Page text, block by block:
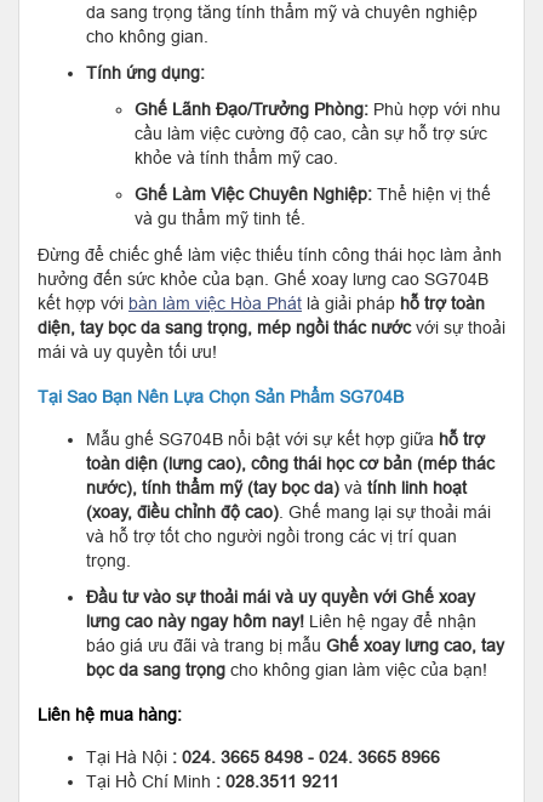
da sang trọng tăng tính thẩm mỹ và chuyên nghiệp
cho không gian.
Tính ứng dụng:
Ghế Lãnh Đạo/Trưởng Phòng: Phù hợp với nhu
cầu làm việc cường độ cao, cần sự hỗ trợ sức
khỏe và tính thẩm mỹ cao.
Ghế Làm Việc Chuyên Nghiệp: Thể hiện vị thế
và gu thẩm mỹ tinh tế.
Đừng để chiếc ghế làm việc thiếu tính công thái học làm ảnh
hưởng đến sức khỏe của bạn. Ghế xoay lưng cao SG704B
kết hợp với bàn làm việc Hòa Phát là giải pháp hỗ trợ toàn
diện, tay bọc da sang trọng, mép ngồi thác nướcvới sự thoải
mái và uy quyền tối ưu!
Tại Sao Bạn Nên Lựa Chọn Sản Phẩm SG704B
Mẫu ghế SG704B nổi bật với sự kết hợp giữa hỗ trợ
toàn diện (lưng cao), công thái học cơ bản (mép thác
nước), tính thẩm mỹ (tay bọc da) và tính linh hoạt
(xoay, điều chỉnh độ cao) . Ghế mang lại sự thoải mái
và hỗ trợ tốt cho người ngồi trong các vị trí quan
trọng.
Đầu tư vào sự thoải mái và uy quyền với Ghế xoay
lưng cao này ngay hôm nay! Liên hệ ngay để nhận
báo giá ưu đãi và trang bị mẫu Ghế xoay lưng cao, tay
bọc da sang trọng cho không gian làm việc của bạn!
Liên hệ mua hàng:
Tại Hà Nội : 024. 3665 8498 - 024. 3665 8966
Tại Hồ Chí Minh : 028.3511 9211